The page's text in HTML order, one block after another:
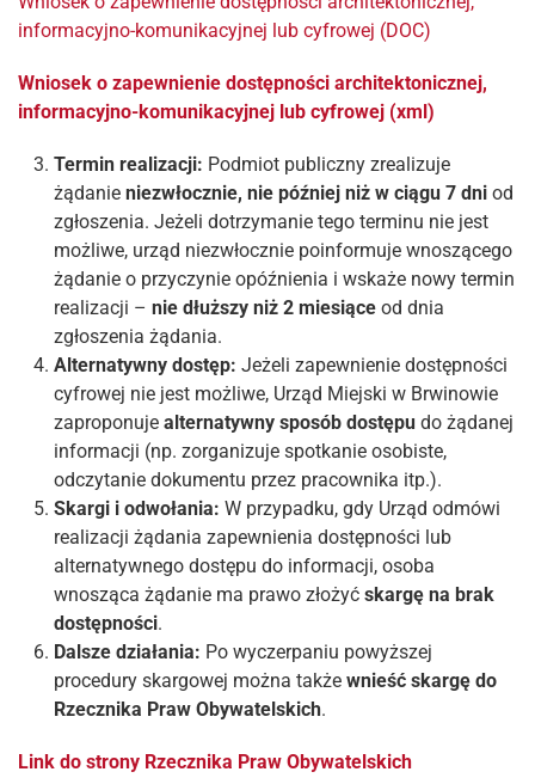
informacyjno-komunikacyjnej lub cyfrowej (DOC)
Wniosek o zapewnienie dostępności architektonicznej,
informacyjno-komunikacyjnej lub cyfrowej (xml)
Termin realizacji: Podmiot publiczny zrealizuje
żądanie niezwłocznie, nie później niż w ciągu 7 dni od
zgłoszenia. Jeżeli dotrzymanie tego terminu nie jest
możliwe, urząd niezwłocznie poinformuje wnoszącego
żądanie o przyczynie opóźnienia i wskaże nowy termin
realizacji – nie dłuższy niż 2 miesiące od dnia
zgłoszenia żądania.
Alternatywny dostęp: Jeżeli zapewnienie dostępności
cyfrowej nie jest możliwe, Urząd Miejski w Brwinowie
zaproponuje alternatywny sposób dostępu do żądanej
informacji (np. zorganizuje spotkanie osobiste,
odczytanie dokumentu przez pracownika itp.).
Skargi i odwołania: W przypadku, gdy Urząd odmówi
realizacji żądania zapewnienia dostępności lub
alternatywnego dostępu do informacji, osoba
wnosząca żądanie ma prawo złożyć skargę na brak
dostępności.
Dalsze działania: Po wyczerpaniu powyższej
procedury skargowej można także wnieść skargę do
Rzecznika Praw Obywatelskich.
Link do strony Rzecznika Praw Obywatelskich